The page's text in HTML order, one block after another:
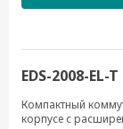
EDS-2008-EL-T
Компактный
корпусе с